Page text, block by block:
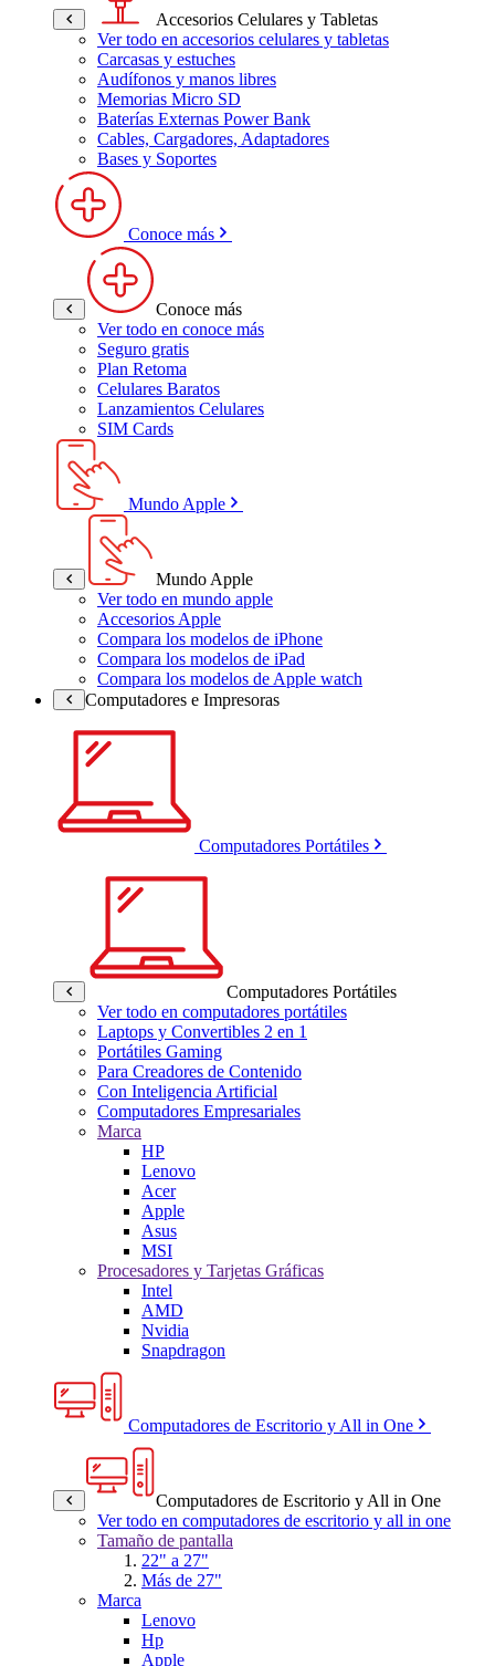
Accesorios Celulares y Tabletas
Ver todo en accesorios celulares y tabletas
Carcasas y estuches
Audífonos y manos libres
Memorias Micro SD
Baterías Externas Power Bank
Cables, Cargadores, Adaptadores
Bases y Soportes
Conoce más
Conoce más
Ver todo en conoce más
Seguro gratis
Plan Retoma
Celulares Baratos
Lanzamientos Celulares
SIM Cards
Mundo Apple
Mundo Apple
Ver todo en mundo apple
Accesorios Apple
Compara los modelos de iPhone
Compara los modelos de iPad
Compara los modelos de Apple watch
Computadores e Impresoras
Computadores Portátiles
Computadores Portátiles
Ver todo en computadores portátiles
Laptops y Convertibles 2 en 1
Portátiles Gaming
Para Creadores de Contenido
Con Inteligencia Artificial
Computadores Empresariales
Marca
HP
Lenovo
Acer
Apple
Asus
MSI
Procesadores y Tarjetas Gráficas
Intel
AMD
Nvidia
Snapdragon
Computadores de Escritorio y All in One
Computadores de Escritorio y All in One
Ver todo en computadores de escritorio y all in one
Tamaño de pantalla
22" a 27"
Más de 27"
Marca
Lenovo
Hp
Apple